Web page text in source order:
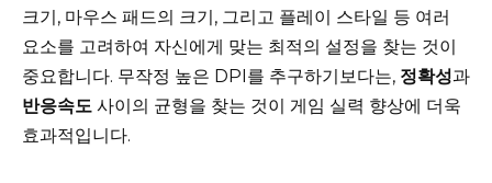
크기, 마우스 패드의 크기, 그리고 플레이 스타일 등 여러
요소를 고려하여 자신에게 맞는 최적의 설정을 찾는 것이
중요합니다. 무작정 높은 DPI를 추구하기보다는, 정확성과
반응속도 사이의 균형을 찾는 것이 게임 실력 향상에 더욱
효과적입니다.